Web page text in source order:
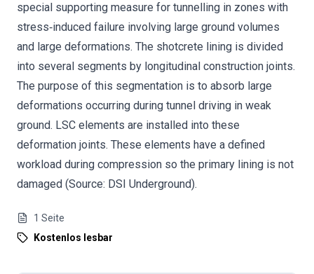
special supporting measure for tunnelling in zones with
stress‐induced failure involving large ground volumes
and large deformations. The shotcrete lining is divided
into several segments by longitudinal construction joints.
The purpose of this segmentation is to absorb large
deformations occurring during tunnel driving in weak
ground. LSC elements are installed into these
deformation joints. These elements have a defined
workload during compression so the primary lining is not
damaged (Source: DSI Underground).
1 Seite
Kostenlos lesbar